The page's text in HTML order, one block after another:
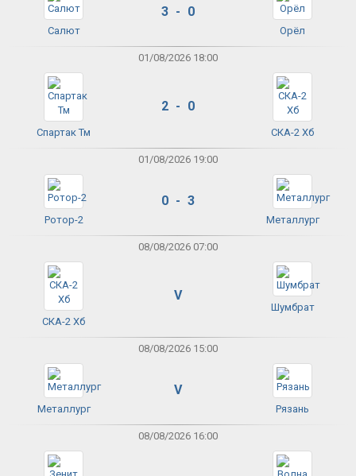
Салют
3 - 0
Орёл
01/08/2026 18:00
Спартак Тм
2 - 0
СКА-2 Хб
01/08/2026 19:00
Ротор-2
0 - 3
Металлург
08/08/2026 07:00
СКА-2 Хб
V
Шумбрат
08/08/2026 15:00
Металлург
V
Рязань
08/08/2026 16:00